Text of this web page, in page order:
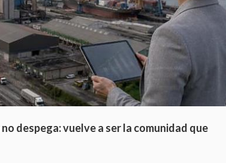
despega: vuelve a ser la comunidad que